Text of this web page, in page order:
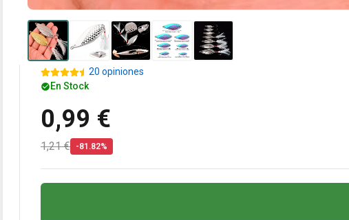
20 opiniones
En Stock
0,99 €
1,21 € -81.82%